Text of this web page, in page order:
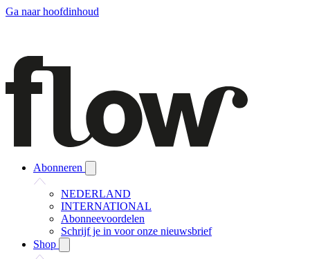
Ga naar hoofdinhoud
Abonneren
NEDERLAND
INTERNATIONAL
Abonneevoordelen
Schrijf je in voor onze nieuwsbrief
Shop